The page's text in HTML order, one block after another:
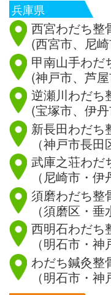
兵庫県
西宮わだち整
(西宮市、尼
甲南山手わだ
(神戸市、芦
逆瀬川わだち
(宝塚市、伊
新長田わだち
（神戸市長
武庫之荘わだ
（尼崎市・
須磨わだち整
（須磨区・垂
西明石わだち
（明石市・神
わだち鍼灸
（明石市・神